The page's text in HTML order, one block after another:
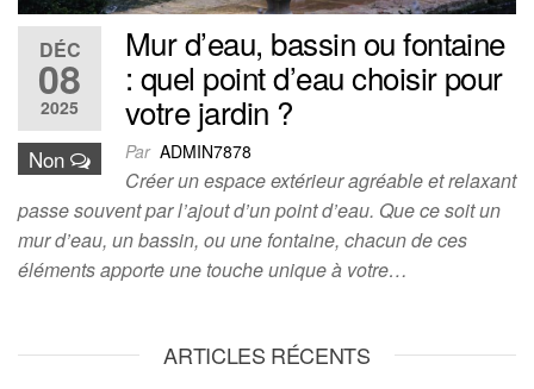
DÉC
08
2025
Non
Mur d’eau, bassin ou fontaine
: quel point d’eau choisir pour
votre jardin ?
Par ADMIN7878
Créer un espace extérieur agréable et relaxant
passe souvent par l’ajout d’un point d’eau. Que ce soit un
mur d’eau, un bassin, ou une fontaine, chacun de ces
éléments apporte une touche unique à votre…
ARTICLES RÉCENTS